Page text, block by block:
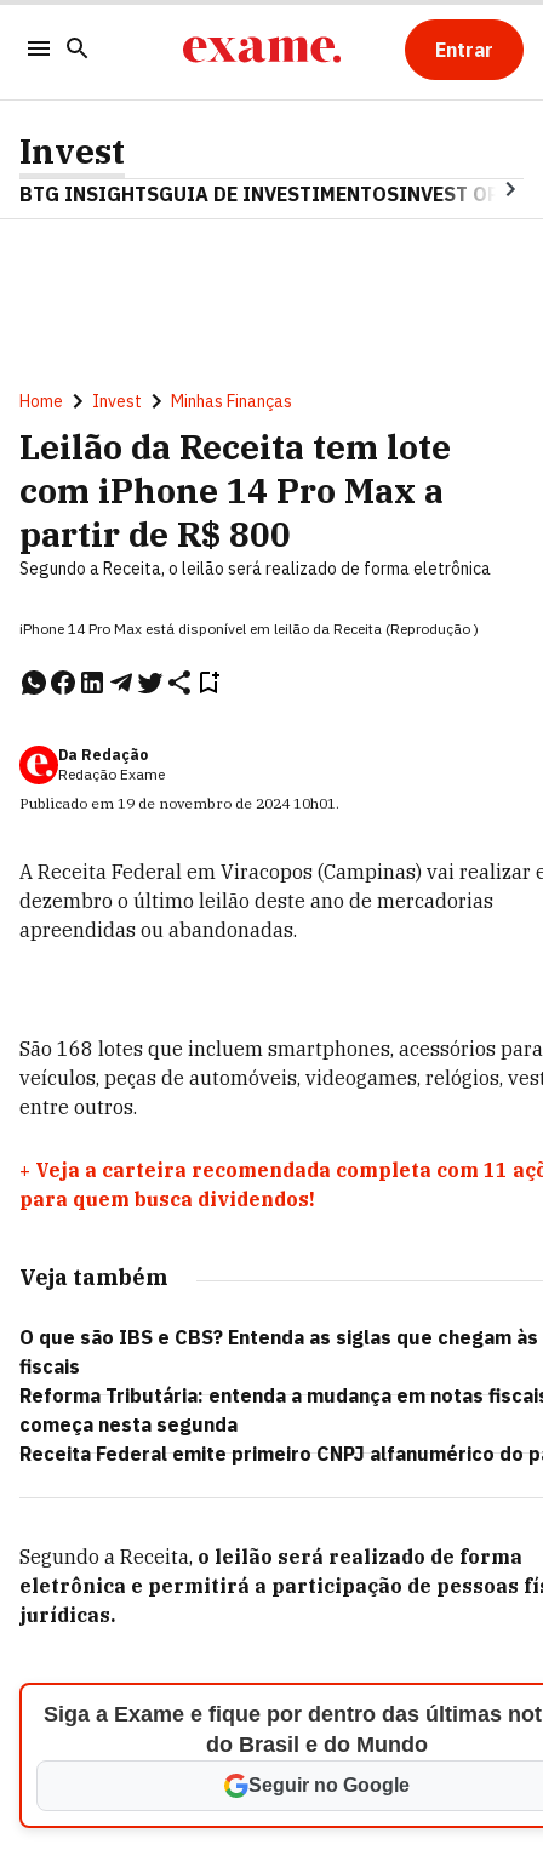
Entrar
Invest
BTG INSIGHTSGUIA DE INVESTIMENTOSINVEST OPINA
Home Invest Minhas Finanças
Leilão da Receita tem lote
com iPhone 14 Pro Max a
partir de R$ 800
Segundo a Receita, o leilão será realizado de forma eletrônica
iPhone 14 Pro Max está disponível em leilão da Receita (Reprodução )
Da Redação
Redação Exame
Publicado em 19 de novembro de 2024 10h01.
A Receita Federal em Viracopos (Campinas) vai realizar
dezembro o último leilão deste ano de mercadorias
apreendidas ou abandonadas.
São 168 lotes que incluem smartphones, acessórios
veículos, peças de automóveis, videogames, relógios,
entre outros.
+ Veja a carteira recomendada completa com 11
para quem busca dividendos!
Veja também
O que são IBS e CBS? Entenda as siglas que chegam
fiscais
Reforma Tributária: entenda a mudança em notas
começa nesta segunda
Receita Federal emite primeiro CNPJ alfanumérico do
Segundo a Receita, o leilão será realizado de forma
eletrônica e permitirá a participação de pessoas
jurídicas.
Siga a Exame e fique por dentro das últimas
do Brasil e do Mundo
Seguir no Google